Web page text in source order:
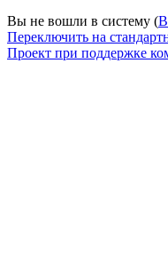
Вы не вошли в систему (
Переключить на
Проект при поддержке